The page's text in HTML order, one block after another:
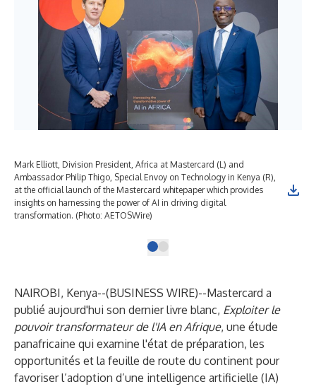
Mark Elliott, Division President, Africa at Mastercard (L) and
Ambassador Philip Thigo, Special Envoy on Technology in Kenya (R),
at the official launch of the Mastercard whitepaper which provides
insights on harnessing the power of AI in driving digital
transformation. (Photo: AETOSWire)
NAIROBI, Kenya--(BUSINESS WIRE)--Mastercard a
publié aujourd'hui son dernier livre blanc, Exploiter le
pouvoir transformateur de l'IA en Afrique, une étude
panafricaine qui examine l'état de préparation, les
opportunités et la feuille de route du continent pour
favoriser l’adoption d’une intelligence artificielle (IA)